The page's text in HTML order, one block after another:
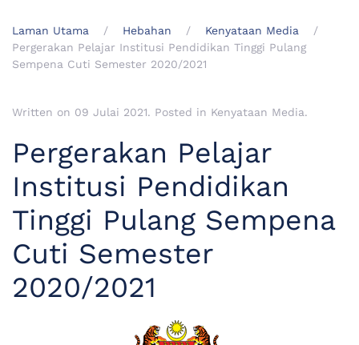
Laman Utama Hebahan
Kenyataan Media
Pergerakan Pelajar Institusi Pendidikan Tinggi Pulang
Sempena Cuti Semester 2020/2021
Written on 09 Julai 2021. Posted in Kenyataan Media.
Pergerakan Pelajar
Institusi Pendidikan
Tinggi Pulang Sempena
Cuti Semester
2020/2021